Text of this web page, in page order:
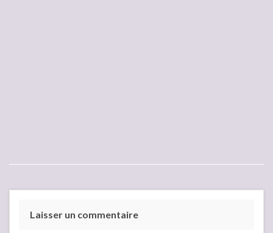
Laisser un commentaire